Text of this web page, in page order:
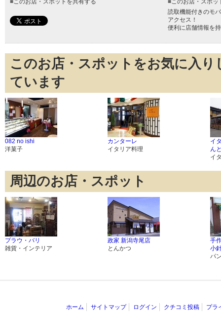
■このお店・スポットを共有する ■このお店・スポッ
読取機能付きのモ
アクセス！
便利に店舗情報を
このお店・スポットをお気に入
ています
082 no ishi
洋菓子
カンターレ
イタリア料理
イ
ん
イ
周辺のお店・スポット
プラウ・バリ
雑貨・インテリア
政家 新潟寺尾店
とんかつ
手
小
パ
ホーム サイトマップ ログイン クチコミ投稿 プラ